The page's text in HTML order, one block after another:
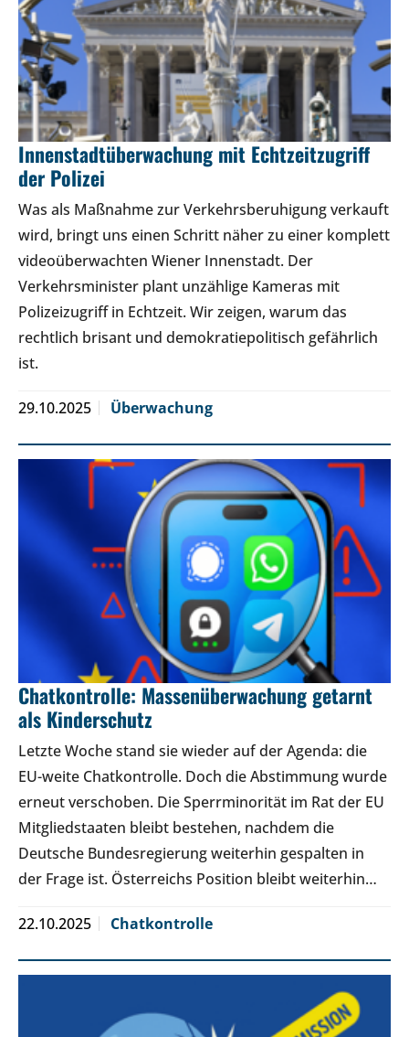
Innenstadtüberwachung mit Echtzeitzugriff
der Polizei
Was als Maßnahme zur Verkehrsberuhigung verkauft
wird, bringt uns einen Schritt näher zu einer komplett
videoüberwachten Wiener Innenstadt. Der
Verkehrsminister plant unzählige Kameras mit
Polizeizugriff in Echtzeit. Wir zeigen, warum das
rechtlich brisant und demokratiepolitisch gefährlich
ist.
29.10.2025 Überwachung
Chatkontrolle: Massenüberwachung getarnt
als Kinderschutz
Letzte Woche stand sie wieder auf der Agenda: die
EU-weite Chatkontrolle. Doch die Abstimmung wurde
erneut verschoben. Die Sperrminorität im Rat der EU
Mitgliedstaaten bleibt bestehen, nachdem die
Deutsche Bundesregierung weiterhin gespalten in
der Frage ist. Österreichs Position bleibt weiterhin…
22.10.2025 Chatkontrolle